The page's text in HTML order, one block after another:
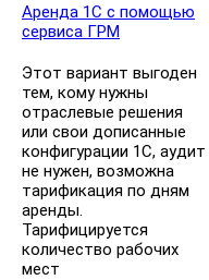
Аренда 1С с помощью
сервиса ГРМ
Этот вариант выгоден
тем, кому нужны
отраслевые решения
или свои дописанные
конфигурации 1С, аудит
не нужен, возможна
тарификация по дням
аренды.
Тарифицируется
количество рабочих
мест